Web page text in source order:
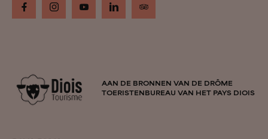
AAN DE BRONNEN VAN DE DRÔME
TOERISTENBUREAU VAN HET PAYS DIOIS